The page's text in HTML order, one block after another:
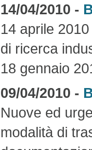
14/04/2010 -
14 aprile
di ricerca
18 gennaio
09/04/2010 -
Nuove ed
modalità di